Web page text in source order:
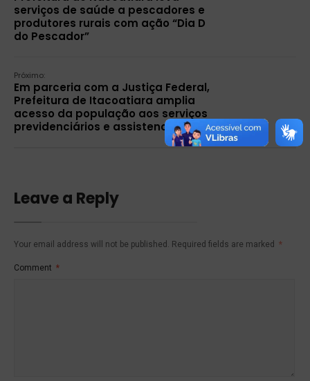
serviços de saúde a pescadores e
produtores rurais com ação “Dia D
do Pescador”
Próximo:
Em parceria com a Justiça Federal,
Prefeitura de Itacoatiara amplia
acesso da população aos serviços
previdenciários e assistenciais
Leave a Reply
Your email address will not be published. Required fields are marked *
Comment *